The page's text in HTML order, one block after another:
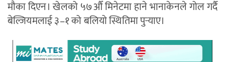
मौका दिएन। खेलको ५७औँ मिनेटमा हाने भानाकेनले गोल गर्दै
बेल्जियमलाई ३–१ को बलियो स्थितिमा पुर्‍याए।